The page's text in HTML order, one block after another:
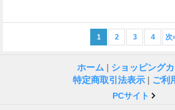
1 2 3 4 次
ホーム | ショッピング
特定商取引法表示 | ご利
PCサイト